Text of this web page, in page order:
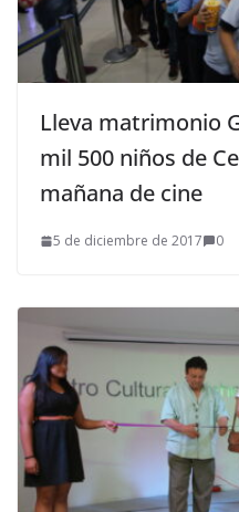
Lleva matrimonio
mil 500 niños de
mañana de cine
5 de diciembre de 2017 0